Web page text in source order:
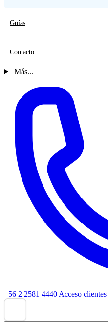
Guías
Contacto
Más...
+56 2 2581 4440 Acceso clientes